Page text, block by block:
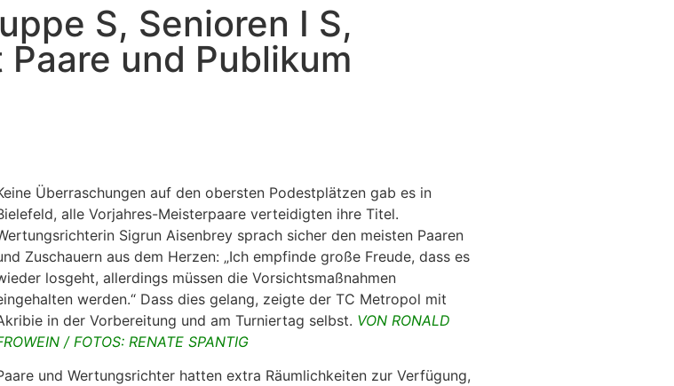
S, Senioren I S,
und Publikum
Überraschungen auf den obersten Podestplätzen gab es in
alle Vorjahres-Meisterpaare verteidigten ihre Titel.
Sigrun Aisenbrey sprach sicher den meisten Paaren
Zuschauern aus dem Herzen: „Ich empfinde große Freude, dass es
losgeht, allerdings müssen die Vorsichtsmaßnahmen
werden.“ Dass dies gelang, zeigte der TC Metropol mit
in der Vorbereitung und am Turniertag selbst. VON RONALD
/ FOTOS: RENATE SPANTIG
und Wertungsrichter hatten extra Räumlichkeiten zur Verfügung,